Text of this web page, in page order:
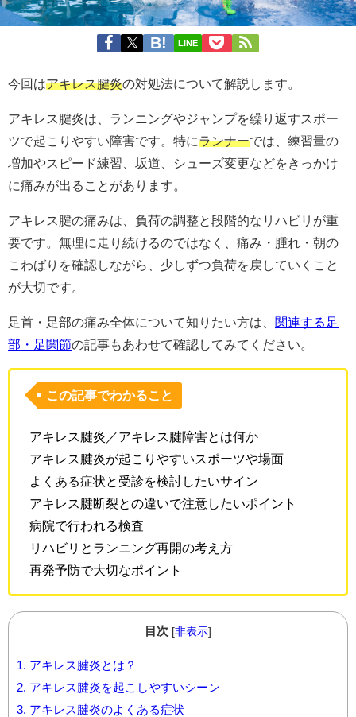
LINE
今回はアキレス腱炎の対処法について解説します。
アキレス腱炎は、ランニングやジャンプを繰り返すスポー
ツで起こりやすい障害です。特にランナーでは、練習量の
増加やスピード練習、坂道、シューズ変更などをきっかけ
に痛みが出ることがあります。
アキレス腱の痛みは、負荷の調整と段階的なリハビリが重
要です。無理に走り続けるのではなく、痛み・腫れ・朝の
こわばりを確認しながら、少しずつ負荷を戻していくこと
が大切です。
足首・足部の痛み全体について知りたい方は、 関連する足
部・足関節の記事もあわせて確認してみてください。
この記事でわかること
アキレス腱炎／アキレス腱障害とは何か
アキレス腱炎が起こりやすいスポーツや場面
よくある症状と受診を検討したいサイン
アキレス腱断裂との違いで注意したいポイント
病院で行われる検査
リハビリとランニング再開の考え方
再発予防で大切なポイント
目次 [非表示]
1. アキレス腱炎とは？
2. アキレス腱炎を起こしやすいシーン
3. アキレス腱炎のよくある症状